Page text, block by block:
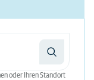
oder Ihren Standort